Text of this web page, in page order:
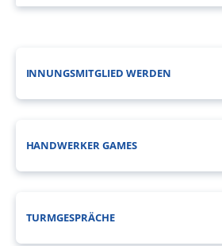
INNUNGSMITGLIED WERDEN
HANDWERKER GAMES
TURMGESPRÄCHE